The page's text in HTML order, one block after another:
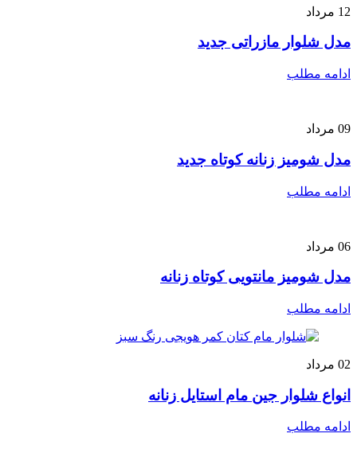
12 مرداد
مدل شلوار مازراتی جدید
ادامه مطلب
09 مرداد
مدل شومیز زنانه کوتاه جدید
ادامه مطلب
06 مرداد
مدل شومیز مانتویی کوتاه زنانه
ادامه مطلب
02 مرداد
انواع شلوار جین مام استایل زنانه
ادامه مطلب